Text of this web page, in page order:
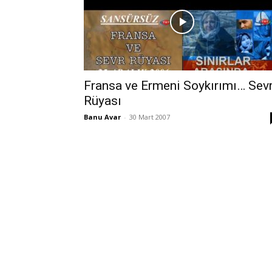
Fransa ve Ermeni Soykırımı…
Rüyası
Banu Avar - 30 Mart 2007